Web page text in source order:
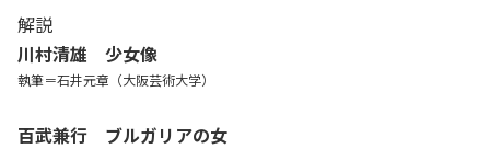
解説
川村清雄 少女像
執筆＝石井元章（大阪芸術大学）
百武兼行 ブルガリアの女